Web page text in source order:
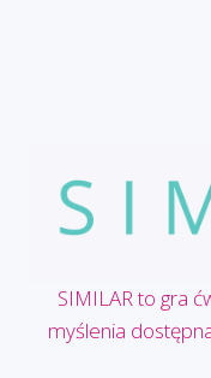
SIMILAR to gra
myślenia